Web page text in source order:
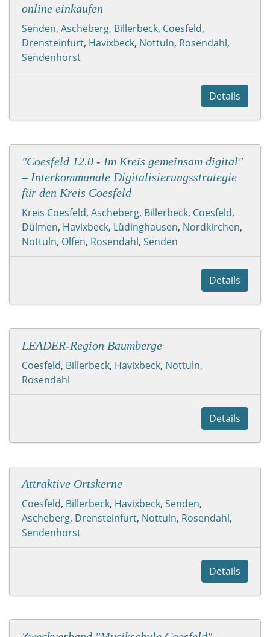
online einkaufen
Senden, Ascheberg, Billerbeck, Coesfeld,
Drensteinfurt, Havixbeck, Nottuln, Rosendahl,
Sendenhorst
Details
"Coesfeld 12.0 - Im Kreis gemeinsam digital"
– Interkommunale Digitalisierungsstrategie
für den Kreis Coesfeld
Kreis Coesfeld, Ascheberg, Billerbeck, Coesfeld,
Dülmen, Havixbeck, Lüdinghausen, Nordkirchen,
Nottuln, Olfen, Rosendahl, Senden
Details
LEADER-Region Baumberge
Coesfeld, Billerbeck, Havixbeck, Nottuln,
Rosendahl
Details
Attraktive Ortskerne
Coesfeld, Billerbeck, Havixbeck, Senden,
Ascheberg, Drensteinfurt, Nottuln, Rosendahl,
Sendenhorst
Details